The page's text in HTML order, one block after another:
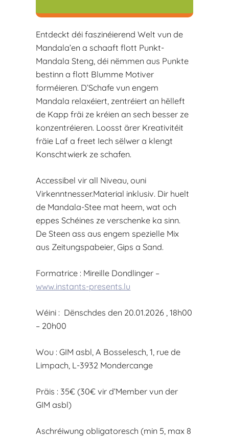
Entdeckt déi faszinéierend Welt vun de
Mandala’en a schaaft flott Punkt-
Mandala Steng, déi nëmmen aus Punkte
bestinn a flott Blumme Motiver
forméieren. D’Schafe vun engem
Mandala relaxéiert, zentréiert an hëlleft
de Kapp fräi ze kréien an sech besser ze
konzentréieren. Loosst ärer Kreativitéit
fräie Laf a freet Iech sëlwer a klengt
Konschtwierk ze schafen.
Accessibel vir all Niveau, ouni
Virkenntnesser.Material inklusiv. Dir huelt
de Mandala-Stee mat heem, wat och
eppes Schéines ze verschenke ka sinn.
De Steen ass aus engem spezielle Mix
aus Zeitungspabeier, Gips a Sand.
Formatrice : Mireille Dondlinger –
www.instants-presents.lu
Wéini : Dënschdes den 20.01.2026 , 18h00
– 20h00
Wou : GIM asbl, A Bosselesch, 1, rue de
Limpach, L-3932 Mondercange
Präis : 35€ (30€ vir d’Member vun der
GIM asbl)
Aschréiwung obligatoresch (min 5, max 8